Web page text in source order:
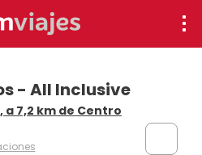
- All Inclusive
, a 7,2 km de Centro